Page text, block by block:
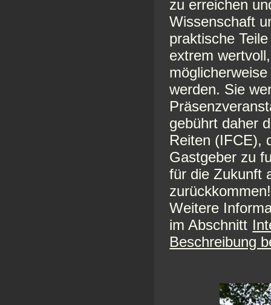
zu erreichen
Wissenschaft
praktische
extrem
werden. Sie
gebührt daher
Reiten (IFCE),
Gastgeber zu
für die Zukunft
zurückkommen!
Weitere
im Abschnitt
Beschreibung